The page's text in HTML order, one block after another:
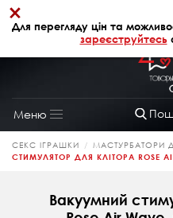
Для перегляду цін та
зареєструйтесь
×
Меню
Toggle
navigation
СЕКС ІГРАШКИ МАСТУРБАТОРИ
СТИМУЛЯТОР ДЛЯ КЛІТОРА ROSE
Вакуумний